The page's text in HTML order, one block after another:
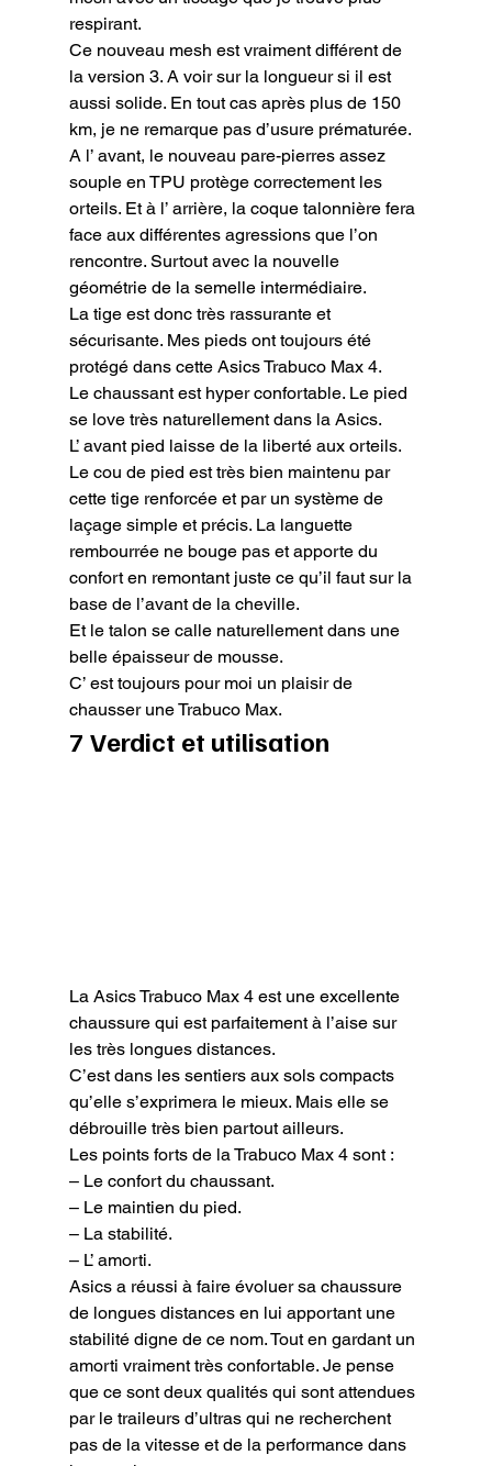
respirant.
Ce nouveau mesh est vraiment différent de
la version 3. A voir sur la longueur si il est
aussi solide. En tout cas après plus de 150
km, je ne remarque pas d’usure prématurée.
A l’ avant, le nouveau pare-pierres assez
souple en TPU protège correctement les
orteils. Et à l’ arrière, la coque talonnière fera
face aux différentes agressions que l’on
rencontre. Surtout avec la nouvelle
géométrie de la semelle intermédiaire.
La tige est donc très rassurante et
sécurisante. Mes pieds ont toujours été
protégé dans cette Asics Trabuco Max 4.
Le chaussant est hyper confortable. Le pied
se love très naturellement dans la Asics.
L’ avant pied laisse de la liberté aux orteils.
Le cou de pied est très bien maintenu par
cette tige renforcée et par un système de
laçage simple et précis. La languette
rembourrée ne bouge pas et apporte du
confort en remontant juste ce qu’il faut sur la
base de l’avant de la cheville.
Et le talon se calle naturellement dans une
belle épaisseur de mousse.
C’ est toujours pour moi un plaisir de
chausser une Trabuco Max.
7 Verdict et utilisation
La Asics Trabuco Max 4 est une excellente
chaussure qui est parfaitement à l’aise sur
les très longues distances.
C’est dans les sentiers aux sols compacts
qu’elle s’exprimera le mieux. Mais elle se
débrouille très bien partout ailleurs.
Les points forts de la Trabuco Max 4 sont :
– Le confort du chaussant.
– Le maintien du pied.
– La stabilité.
– L’ amorti.
Asics a réussi à faire évoluer sa chaussure
de longues distances en lui apportant une
stabilité digne de ce nom. Tout en gardant un
amorti vraiment très confortable. Je pense
que ce sont deux qualités qui sont attendues
par le traileurs d’ultras qui ne recherchent
pas de la vitesse et de la performance dans